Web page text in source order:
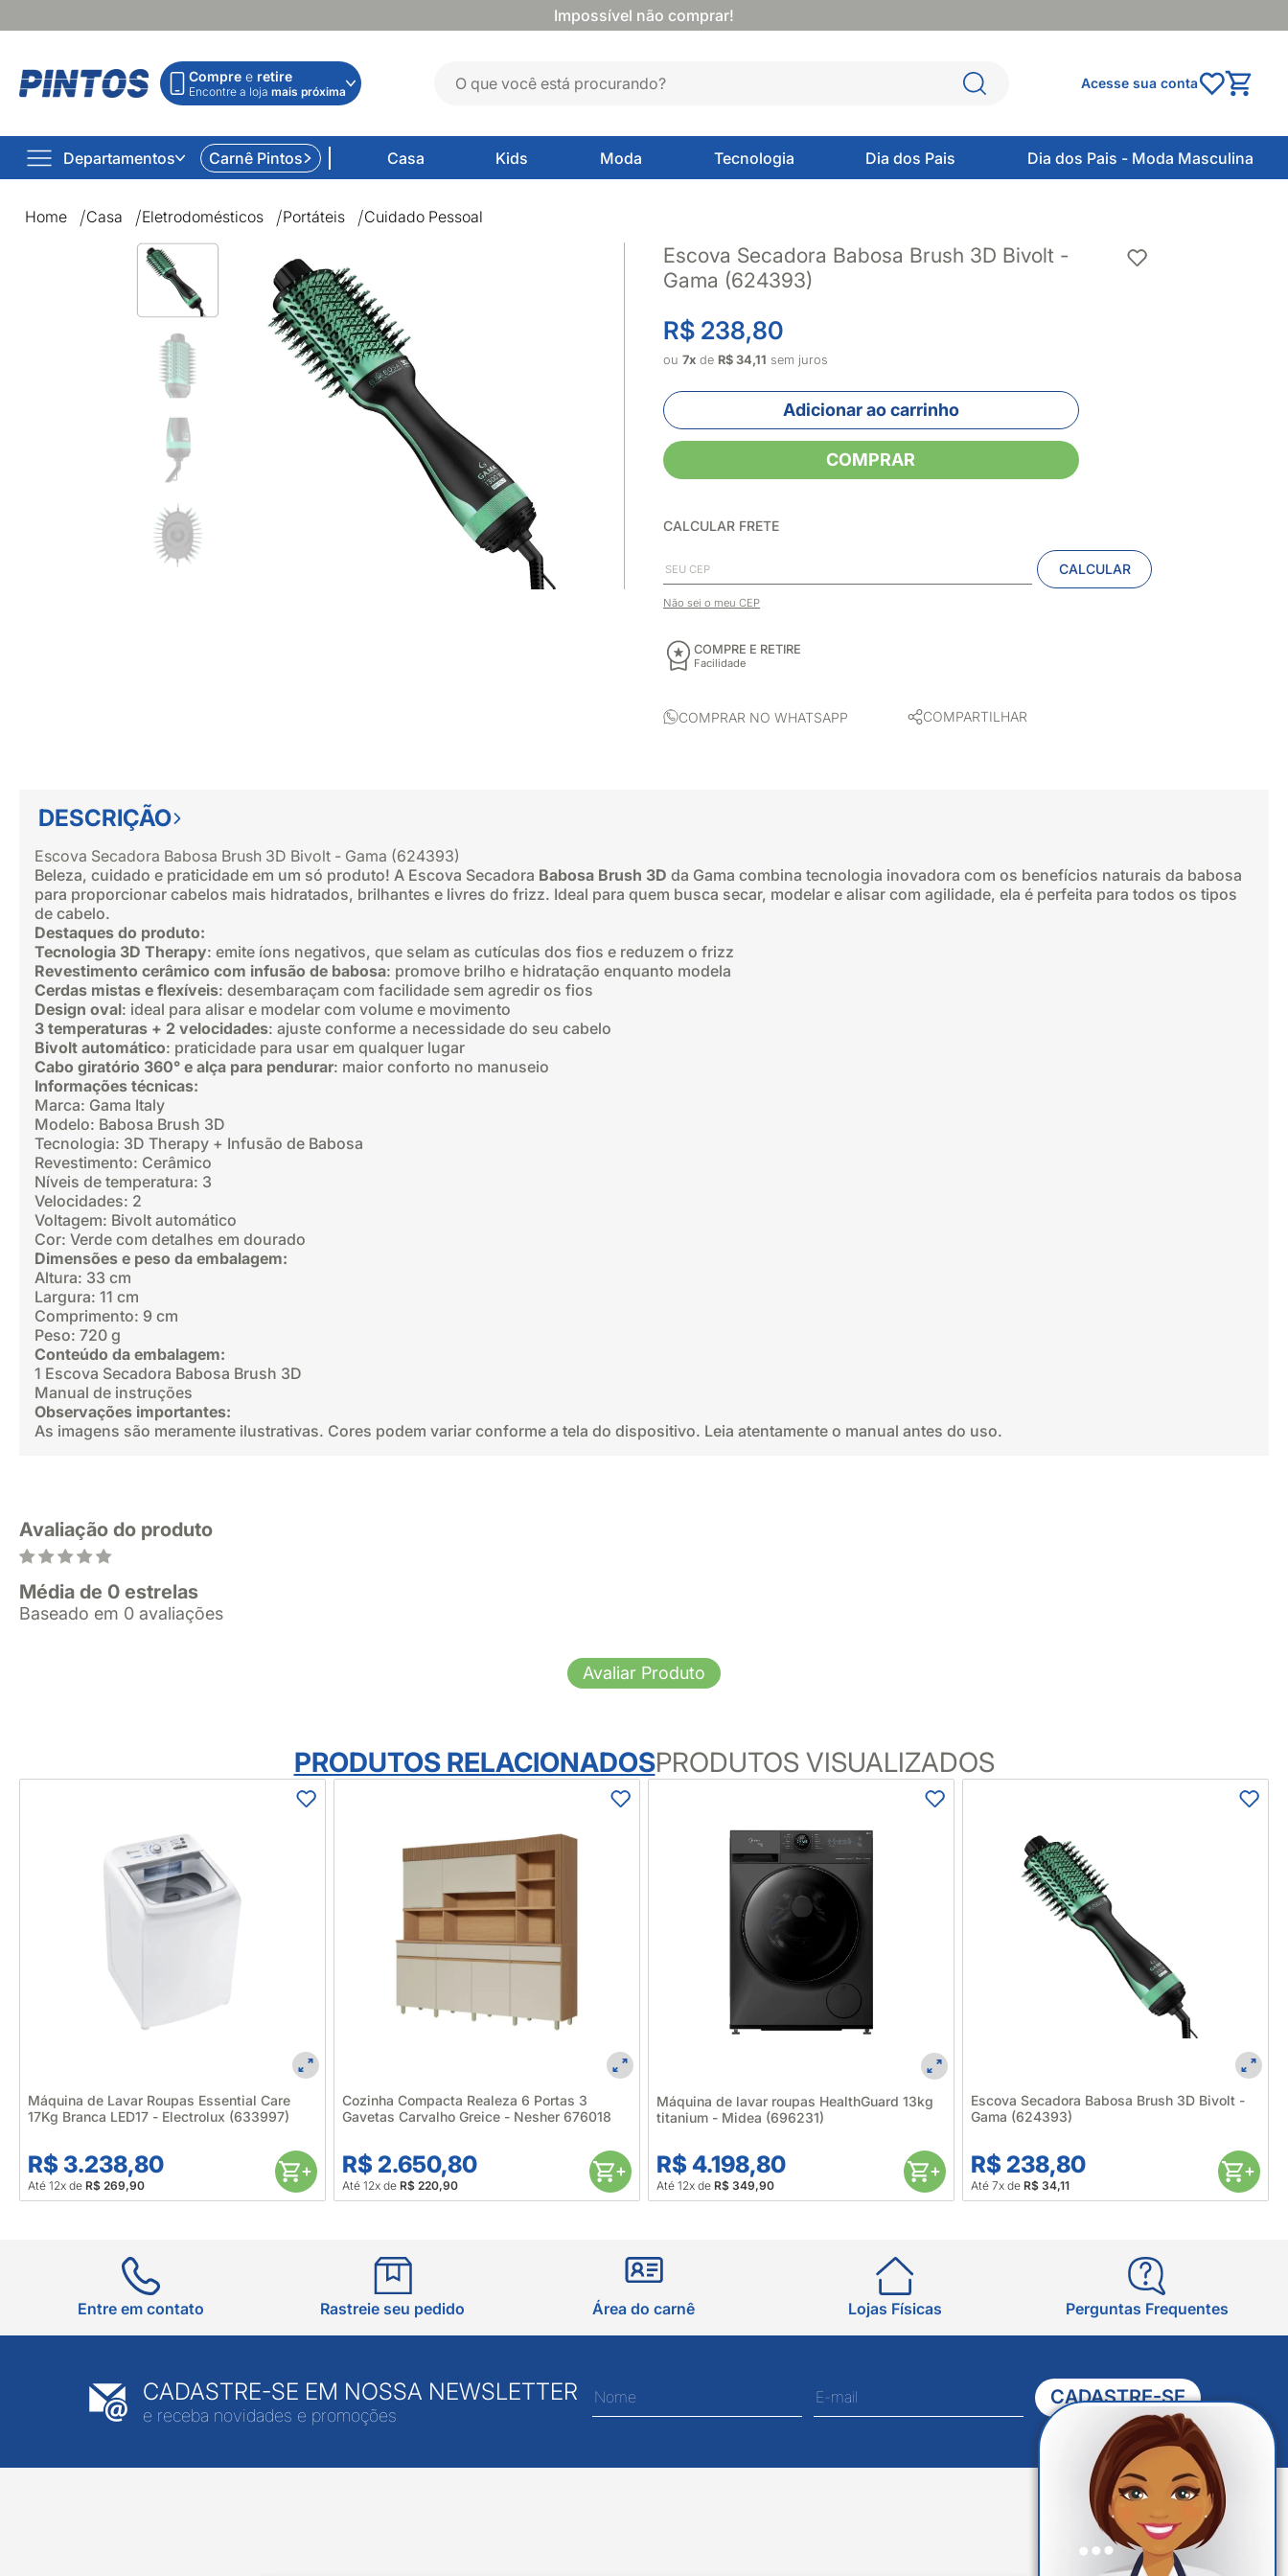
Impossível não comprar!
Compre e retire
Encontre a loja mais próxima
Acesse sua conta
Departamentos Carnê Pintos Casa Kids Moda Tecnologia Dia dos Pais Dia dos Pais - Moda Masculina
Home Casa Eletrodomésticos Portáteis Cuidado Pessoal
Escova Secadora Babosa Brush 3D Bivolt -
Gama (624393)
R$ 238,80
ou 7x de R$ 34,11 sem juros
Adicionar ao carrinho
COMPRAR
CALCULAR FRETE
CALCULAR
Não sei o meu CEP
COMPRE E RETIRE
Facilidade
COMPRAR NO WHATSAPP COMPARTILHAR
DESCRIÇÃO
Escova Secadora Babosa Brush 3D Bivolt - Gama (624393)
Beleza, cuidado e praticidade em um só produto! A Escova Secadora Babosa Brush 3D da Gama combina tecnologia inovadora com os benefícios naturais da babosa
para proporcionar cabelos mais hidratados, brilhantes e livres do frizz. Ideal para quem busca secar, modelar e alisar com agilidade, ela é perfeita para todos os tipos
de cabelo.
Destaques do produto:
Tecnologia 3D Therapy: emite íons negativos, que selam as cutículas dos fios e reduzem o frizz
Revestimento cerâmico com infusão de babosa: promove brilho e hidratação enquanto modela
Cerdas mistas e flexíveis: desembaraçam com facilidade sem agredir os fios
Design oval: ideal para alisar e modelar com volume e movimento
3 temperaturas + 2 velocidades: ajuste conforme a necessidade do seu cabelo
Bivolt automático: praticidade para usar em qualquer lugar
Cabo giratório 360° e alça para pendurar: maior conforto no manuseio
Informações técnicas:
Marca: Gama Italy
Modelo: Babosa Brush 3D
Tecnologia: 3D Therapy + Infusão de Babosa
Revestimento: Cerâmico
Níveis de temperatura: 3
Velocidades: 2
Voltagem: Bivolt automático
Cor: Verde com detalhes em dourado
Dimensões e peso da embalagem:
Altura: 33 cm
Largura: 11 cm
Comprimento: 9 cm
Peso: 720 g
Conteúdo da embalagem:
1 Escova Secadora Babosa Brush 3D
Manual de instruções
Observações importantes:
As imagens são meramente ilustrativas. Cores podem variar conforme a tela do dispositivo. Leia atentamente o manual antes do uso.
Avaliação do produto
Média de 0 estrelas
Baseado em 0 avaliações
Avaliar Produto
PRODUTOS RELACIONADOSPRODUTOS VISUALIZADOS
Máquina de Lavar Roupas Essential Care
17Kg Branca LED17 - Electrolux (633997)
R$ 3.238,80
Até 12x de R$ 269,90
Cozinha Compacta Realeza 6 Portas 3
Gavetas Carvalho Greice - Nesher 676018
R$ 2.650,80
Até 12x de R$ 220,90
Máquina de lavar roupas HealthGuard 13kg
titanium - Midea (696231)
R$ 4.198,80
Até 12x de R$ 349,90
Escova Secadora Babosa Brush 3D Bivolt -
Gama (624393)
R$ 238,80
Até 7x de R$ 34,11
Entre em contato Rastreie seu pedido Área do carnê Lojas Físicas Perguntas Frequentes
CADASTRE-SE EM NOSSA NEWSLETTER
e receba novidades e promoções
CADASTRE-SE
Verificada